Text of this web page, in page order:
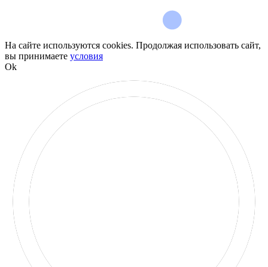
На сайте используются cookies. Продолжая использовать сайт,
вы принимаете условия
Ok